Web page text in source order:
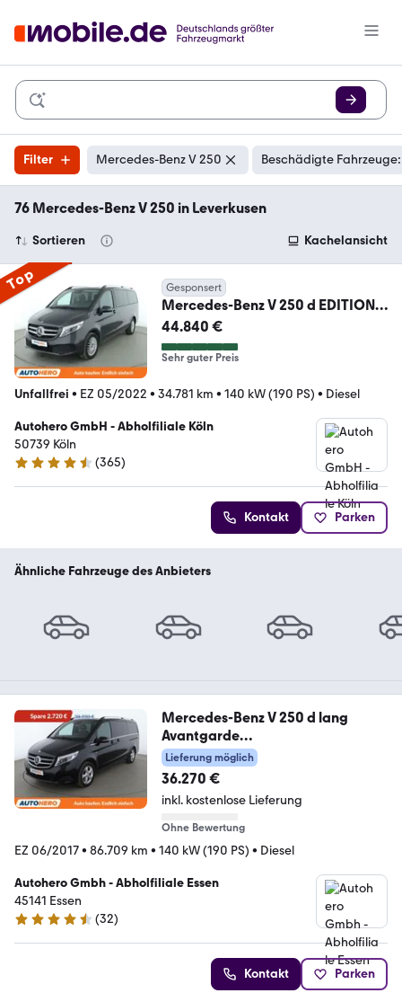
Filter Mercedes-Benz V 250 Beschädigte
76 Mercedes-Benz V 250 in Leverkusen
Sortieren Kachelansicht
Top Gesponsert
Mercedes-Benz V 250 d EDITION
lang
Aut.*NAVI*TEMPO*LED*CAM*SHZ
44.840 €
Sehr guter Preis
Unfallfrei • EZ 05/2022 • 34.781 km • 140 kW (190 PS) • Diesel
Autohero GmbH - Abholfiliale Köln
50739 Köln
4.6 Sterne
(365)
Kontakt Parken
Ähnliche Fahrzeuge des Anbieters
Mercedes-Benz V 250 d lang
Avantgarde
Aut.*BURMESTER*360CAM*
Lieferung möglich
36.270 €
inkl. kostenlose Lieferung
Ohne Bewertung
EZ 06/2017• 86.709 km • 140 kW (190 PS) • Diesel
Autohero Gmbh - Abholfiliale Essen
45141 Essen
4.7 Sterne
(32)
Kontakt Parken